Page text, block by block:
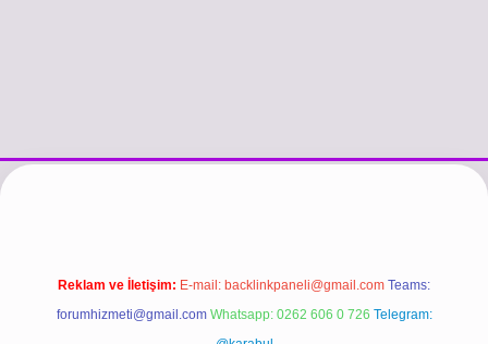
vdcasino güncel girişhttps://www.betexper.xyz/betci.cobetci
Reklam ve İletişim: E-mail: backlinkpaneli@gmail.com Teams:
forumhizmeti@gmail.com Whatsapp: 0262 606 0 726 Telegram: